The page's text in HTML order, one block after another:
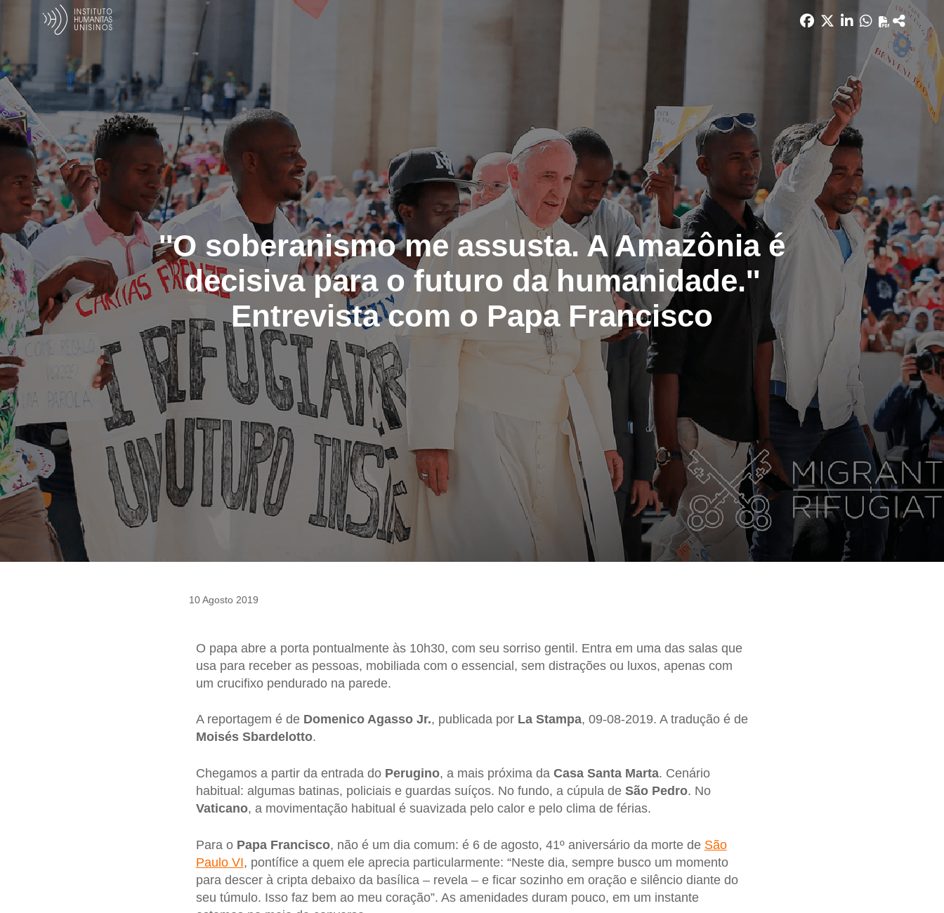
''O soberanismo me assusta. A Amazônia é
decisiva para o futuro da humanidade.''
Entrevista com o Papa Francisco
10 Agosto 2019
O papa abre a porta pontualmente às 10h30, com seu sorriso gentil. Entra em uma das salas que
usa para receber as pessoas, mobiliada com o essencial, sem distrações ou luxos, apenas com
um crucifixo pendurado na parede.
A reportagem é de Domenico Agasso Jr., publicada por La Stampa, 09-08-2019. A tradução é de
Moisés Sbardelotto.
Chegamos a partir da entrada do Perugino, a mais próxima da Casa Santa Marta. Cenário
habitual: algumas batinas, policiais e guardas suíços. No fundo, a cúpula de São Pedro. No
Vaticano, a movimentação habitual é suavizada pelo calor e pelo clima de férias.
Para o Papa Francisco, não é um dia comum: é 6 de agosto, 41º aniversário da morte de São
Paulo VI, pontífice a quem ele aprecia particularmente: “Neste dia, sempre busco um momento
para descer à cripta debaixo da basílica – revela – e ficar sozinho em oração e silêncio diante do
seu túmulo. Isso faz bem ao meu coração”. As amenidades duram pouco, em um instante